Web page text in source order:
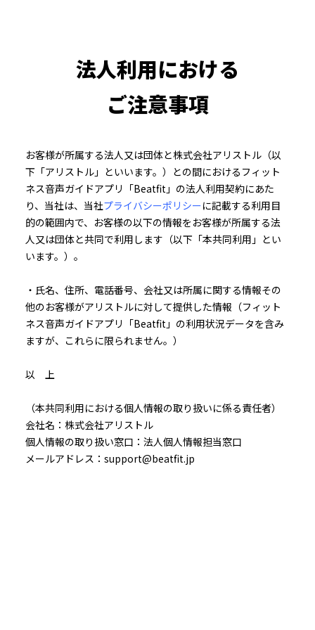
法人利用における
ご注意事項
お客様が所属する法人又は団体と株式会社アリストル（以
下「アリストル」といいます。）との間におけるフィット
ネス音声ガイドアプリ「Beatfit」の法人利用契約にあた
り、当社は、当社プライバシーポリシーに記載する利用目
的の範囲内で、お客様の以下の情報をお客様が所属する法
人又は団体と共同で利用します（以下「本共同利用」とい
います。）。
・氏名、住所、電話番号、会社又は所属に関する情報その
他のお客様がアリストルに対して提供した情報（フィット
ネス音声ガイドアプリ「Beatfit」の利用状況データを含み
ますが、これらに限られません。）
以 上
（本共同利用における個人情報の取り扱いに係る責任者）
会社名：株式会社アリストル
個人情報の取り扱い窓口：法人個人情報担当窓口
メールアドレス：support@beatfit.jp